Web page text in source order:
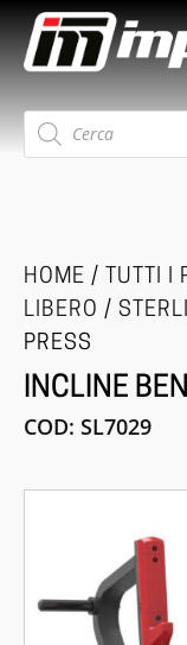
Ricerca
prodotti
HOME / TUTTI I
LIBERO /
PRESS
INCLINE
COD: SL7029